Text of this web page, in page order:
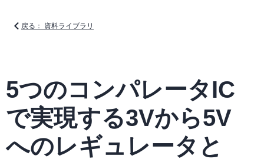
戻る： 資料ライブラリ
5つのコンパレータIC
で実現する3Vから5V
へのレギュレータと